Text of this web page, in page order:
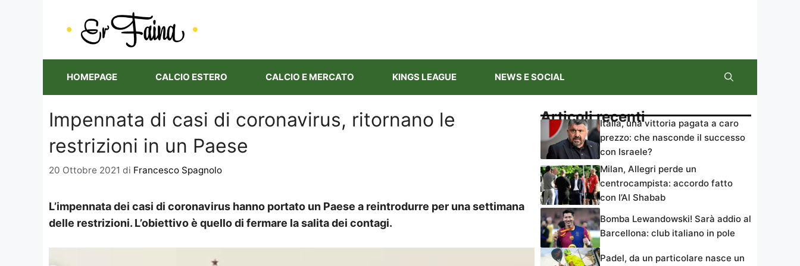
HOMEPAGE CALCIO ESTERO CALCIO E MERCATO KINGS LEAGUE NEWS E SOCIAL
Impennata di casi di coronavirus, ritornano le
restrizioni in un Paese
20 Ottobre 2021 di Francesco Spagnolo
L’impennata dei casi di coronavirus hanno portato un Paese a reintrodurre per una settimana
delle restrizioni. L’obiettivo è quello di fermare la salita dei contagi.
Articoli recentiItalia, una vittoria pagata a caro
prezzo: che nasconde il successo
con Israele?
Milan, Allegri perde un
centrocampista: accordo fatto
con l’Al Shabab
Bomba Lewandowski! Sarà addio al
Barcellona: club italiano in pole
Padel, da un particolare nasce un